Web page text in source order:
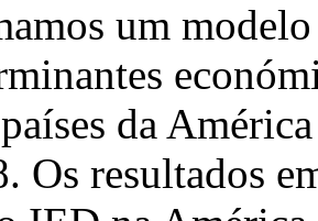
um
da
Os resultados